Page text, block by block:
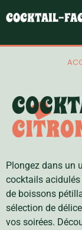
COCKTAIL-
Plongez dans un
cocktails
de boissons
sélection de
vos soirées.